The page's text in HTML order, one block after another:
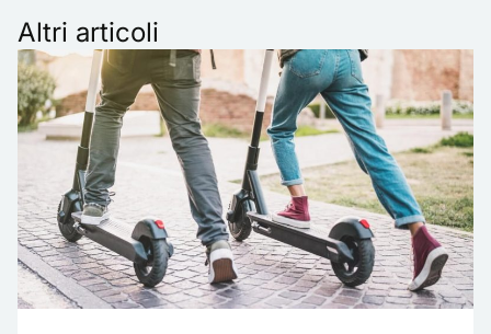
Altri articoli